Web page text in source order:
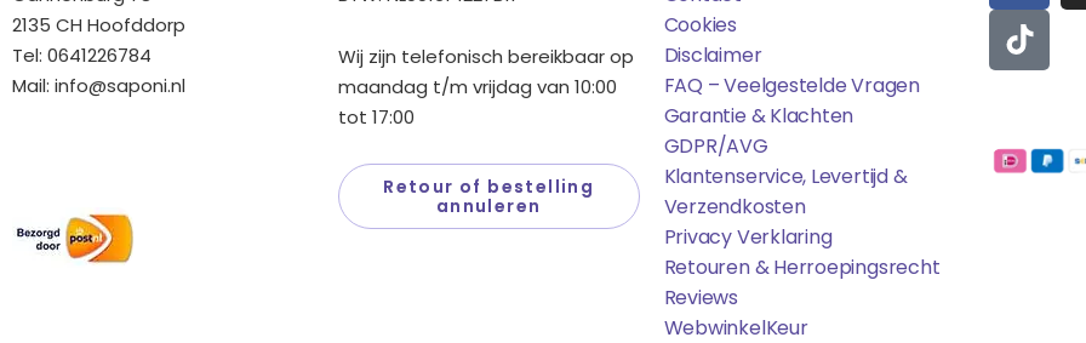
2135 CH Hoofddorp
Tel: 0641226784
Mail: info@saponi.nl
Wij zijn telefonisch bereikbaar op
maandag t/m vrijdag van 10:00
tot 17:00
Retour of bestelling
annuleren
Cookies
Disclaimer
FAQ – Veelgestelde Vragen
Garantie & Klachten
GDPR/AVG
Klantenservice, Levertijd &
Verzendkosten
Privacy Verklaring
Retouren & Herroepingsrecht
Reviews
WebwinkelKEur
C
E
B
O
K
K
T
O